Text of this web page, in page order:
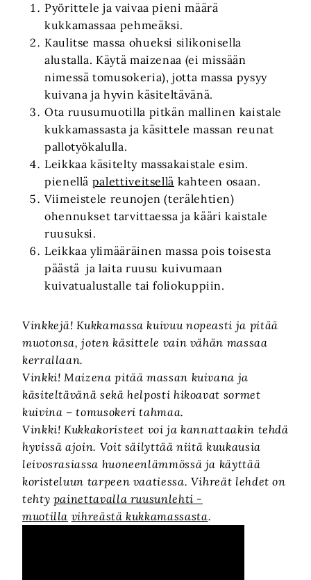
Pyörittele ja vaivaa pieni määrä
kukkamassaa pehmeäksi.
Kaulitse massa ohueksi silikonisella
alustalla. Käytä maizenaa (ei missään
nimessä tomusokeria), jotta massa pysyy
kuivana ja hyvin käsiteltävänä.
Ota ruusumuotilla pitkän mallinen kaistale
kukkamassasta ja käsittele massan reunat
pallotyökalulla.
Leikkaa käsitelty massakaistale esim.
pienellä palettiveitsellä kahteen osaan.
Viimeistele reunojen (terälehtien)
ohennukset tarvittaessa ja kääri kaistale
ruusuksi.
Leikkaa ylimääräinen massa pois toisesta
päästä ja laita ruusu kuivumaan
kuivatualustalle tai foliokuppiin.
Vinkkejä! Kukkamassa kuivuu nopeasti ja pitää
muotonsa, joten käsittele vain vähän massaa
kerrallaan.
Vinkki! Maizena pitää massan kuivana ja
käsiteltävänä sekä helposti hikoavat sormet
kuivina – tomusokeri tahmaa.
Vinkki! Kukkakoristeet voi ja kannattaakin tehdä
hyvissä ajoin. Voit säilyttää niitä kuukausia
leivosrasiassa huoneenlämmössä ja käyttää
koristeluun tarpeen vaatiessa. Vihreät lehdet on
tehty painettavalla ruusunlehti -
muotilla vihreästä kukkamassasta.